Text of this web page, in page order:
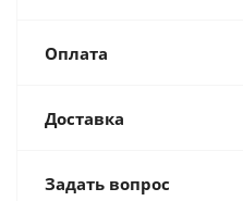
Оплата
Доставка
Задать вопрос